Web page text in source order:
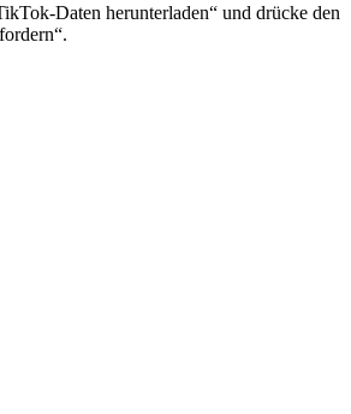
Daten herunterladen“ und drücke den